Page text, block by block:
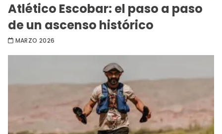
Atlético Escobar: el paso a paso
de un ascenso histórico
MARZO 2026